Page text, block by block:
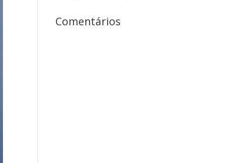
Comentários